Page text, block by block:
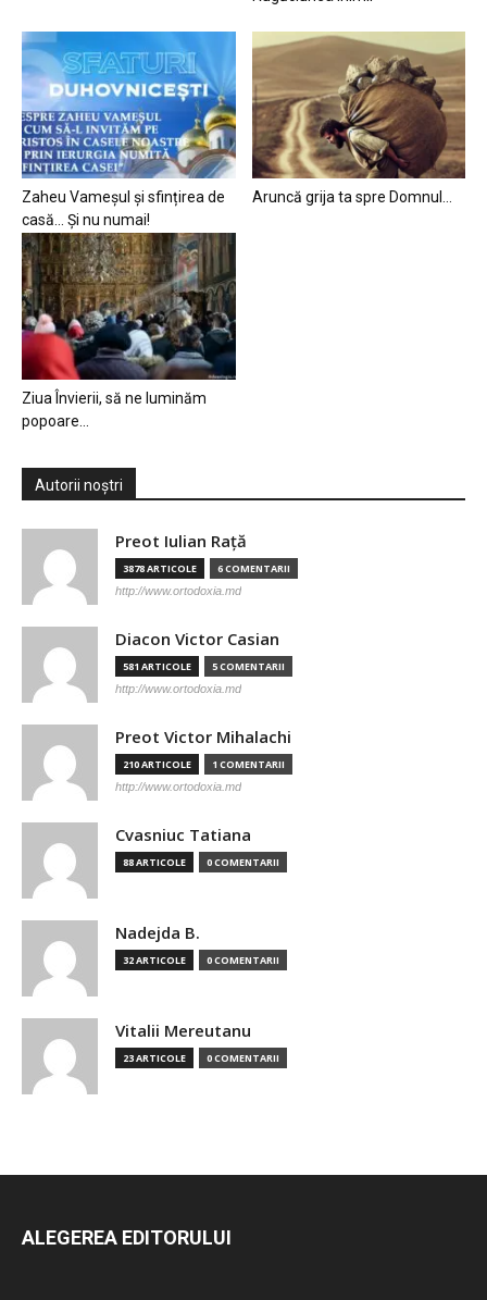
Zaheu Vameșul și sfințirea de
casă… Și nu numai!
Aruncă grija ta spre Domnul…
Ziua Învierii, să ne luminăm
popoare…
Autorii noștri
Preot Iulian Raţă
3878 ARTICOLE 6 COMENTARII
http://www.ortodoxia.md
Diacon Victor Casian
581 ARTICOLE 5 COMENTARII
http://www.ortodoxia.md
Preot Victor Mihalachi
210 ARTICOLE 1 COMENTARII
http://www.ortodoxia.md
Cvasniuc Tatiana
88 ARTICOLE 0 COMENTARII
Nadejda B.
32 ARTICOLE 0 COMENTARII
Vitalii Mereutanu
23 ARTICOLE 0 COMENTARII
ALEGEREA EDITORULUI